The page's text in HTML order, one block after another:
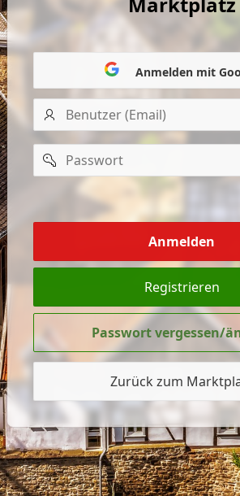
Anmelden mit
Benutzer
(Email)
Passwort
Anmelden
Registrieren
Passwort vergessen/
Zurück zum